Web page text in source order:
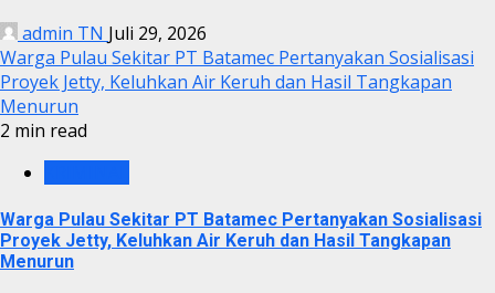
admin TN Juli 29, 2026
Warga Pulau Sekitar PT Batamec Pertanyakan Sosialisasi
Proyek Jetty, Keluhkan Air Keruh dan Hasil Tangkapan
Menurun
2 min read
Warga Pulau Sekitar PT Batamec Pertanyakan Sosialisasi
Proyek Jetty, Keluhkan Air Keruh dan Hasil Tangkapan
Menurun